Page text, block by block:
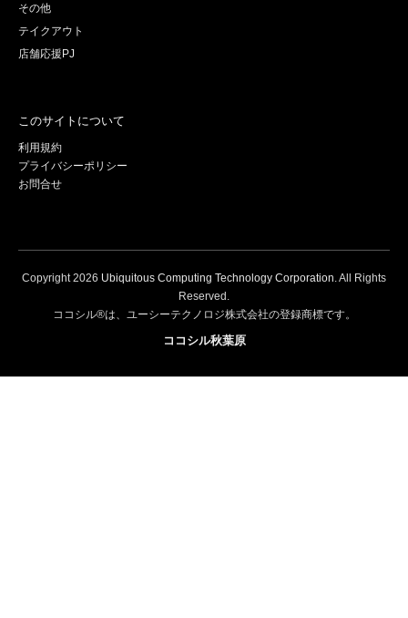
その他
テイクアウト
店舗応援PJ
このサイトについて
利用規約
プライバシーポリシー
お問合せ
Copyright2026 Ubiquitous Computing Technology Corporation . All Rights
Reserved.
ココシル®は、ユーシーテクノロジ株式会社の登録商標です。
ココシル秋葉原